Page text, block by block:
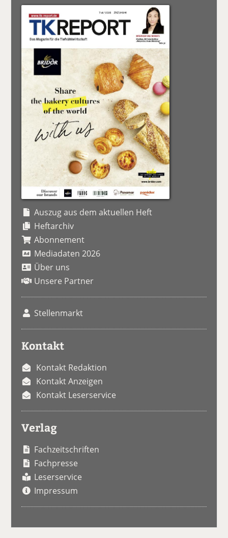
Auszug aus dem aktuellen Heft
Heftarchiv
Abonnement
Mediadaten 2026
Über uns
Unsere Partner
Stellenmarkt
Kontakt
Kontakt Redaktion
Kontakt Anzeigen
Kontakt Leserservice
Verlag
Fachzeitschriften
Fachpresse
Leserservice
Impressum